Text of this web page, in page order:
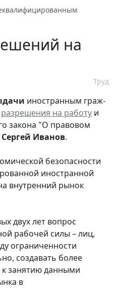
на
Труд
иностранным граж­
разрешения на работу и
закона "О правовом
Сергей Иванов.
безопасности
иностранной
внутренний ры­нок
двух лет вопрос
рабочей силы – лиц,
огра­ниченности
создавать более
к занятию данными
в